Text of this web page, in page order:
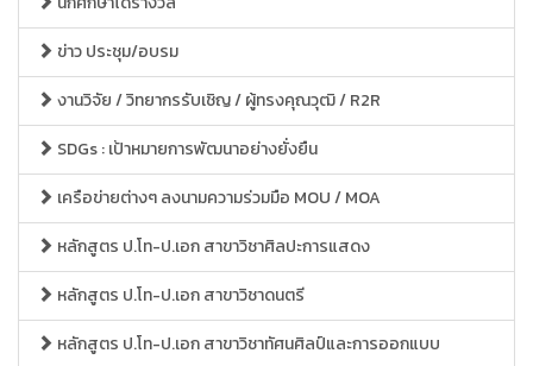
ข่าว ประชุม/อบรม
งานวิจัย / วิทยากรรับเชิญ / ผู้ทรงคุณวุฒิ / R2R
SDGs : เป้าหมายการพัฒนาอย่างยั่งยืน
เครือข่ายต่างๆ ลงนามความร่วมมือ MOU / MOA
หลักสูตร ป.โท-ป.เอก สาขาวิชาศิลปะการแสดง
หลักสูตร ป.โท-ป.เอก สาขาวิชาดนตรี
หลักสูตร ป.โท-ป.เอก สาขาวิชาทัศนศิลป์และการออกแบบ